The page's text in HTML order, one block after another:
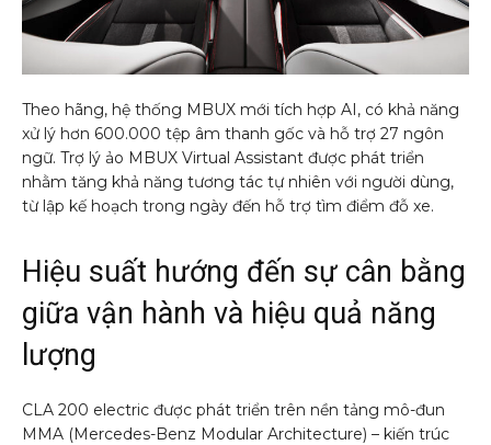
Theo hãng, hệ thống MBUX mới tích hợp AI, có khả năng
xử lý hơn 600.000 tệp âm thanh gốc và hỗ trợ 27 ngôn
ngữ. Trợ lý ảo MBUX Virtual Assistant được phát triển
nhằm tăng khả năng tương tác tự nhiên với người dùng,
từ lập kế hoạch trong ngày đến hỗ trợ tìm điểm đỗ xe.
Hiệu suất hướng đến sự cân bằng
giữa vận hành và hiệu quả năng
lượng
CLA 200 electric được phát triển trên nền tảng mô-đun
MMA (Mercedes-Benz Modular Architecture) – kiến trúc